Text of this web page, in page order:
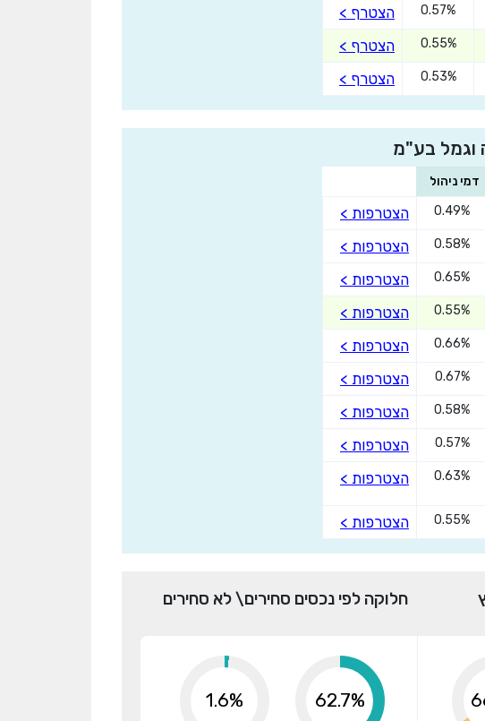
0.57% הצטרף >
0.55% הצטרף >
0.53% הצטרף >
וגמל בע"מ
דמי ניהול
0.49% הצטרפות >
0.58% הצטרפות >
0.65% הצטרפות >
0.55% הצטרפות >
0.66% הצטרפות >
0.67% הצטרפות >
0.58% הצטרפות >
0.57% הצטרפות >
0.63% הצטרפות >
0.55% הצטרפות >
חלוקה לפי נכסים סחירים\ לא סחירים
80.0%
1.6%
×
שיווקיות מאיתנו או